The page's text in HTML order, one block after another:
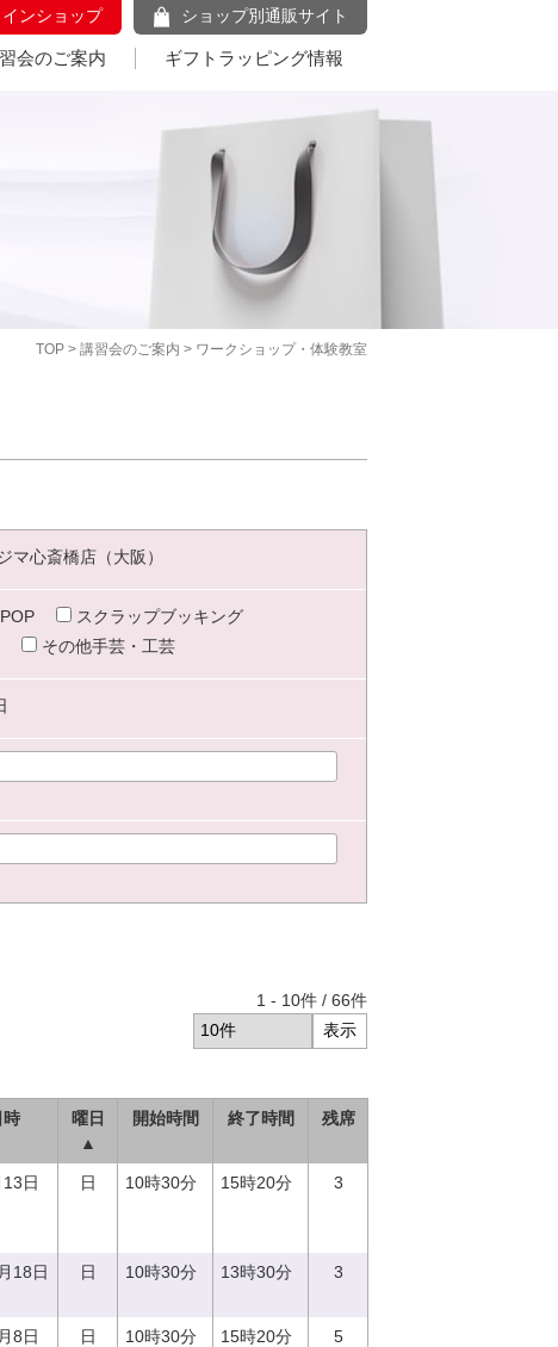
ンショップ ショップ別通販サイト
会のご案内 ギフトラッピング情報
TOP > 講習会のご案内 > ワークショップ・体験教室
マ心斎橋店（大阪）
POP
スクラップブッキング
その他手芸・工芸
1 - 10件 / 66件
時
曜日
▲
開始時間 終了時間 残席
日 日 10時30分 15時20分 3
18日 日 10時30分 13時30分 3
8日 日 10時30分 15時20分 5